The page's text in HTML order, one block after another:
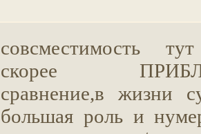
совсместимость
скорее
сравнение,в жизни
большая роль и